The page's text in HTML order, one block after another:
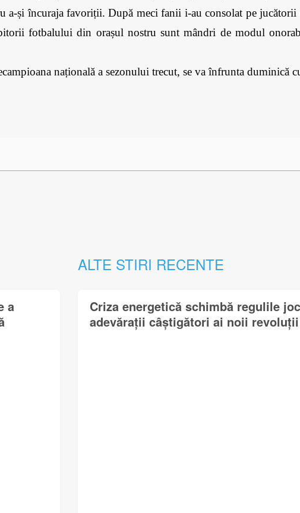
a-și încuraja favoriții. După meci fanii i-au consolat pe jucătorii
fotbalului din orașul nostru sunt mândri de modul
națională a sezonului trecut, se va înfrunta duminică
a
ALTE STIRI RECENTE
Criza energetică schimbă regulile
adevărații câștigători ai noii